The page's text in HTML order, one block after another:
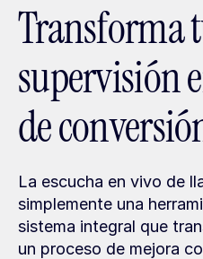
Transforma
supervisión
de
La escucha en vivo de
simplemente una
sistema integral que
un proceso de mejora